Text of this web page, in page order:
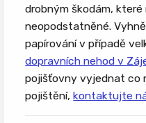
drobným škodám,
neopodstatněné.
papírování v případě
dopravních nehod v
pojišťovny vyjednat co
pojištění,kontaktujte